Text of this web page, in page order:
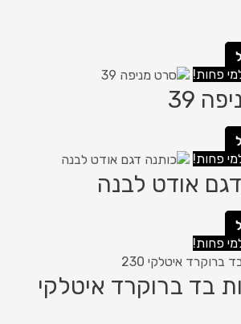
פחות!
39
פחות!
אודט לבנה
פחות!
בד ברוקרד איטלקי